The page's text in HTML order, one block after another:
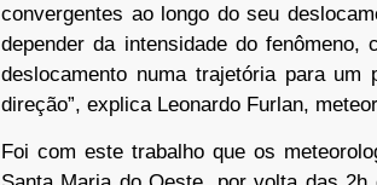
convergentes ao longo do seu
depender da intensidade do
deslocamento numa trajetória para
direção”, explica Leonardo Furlan,
Foi com este trabalho que os